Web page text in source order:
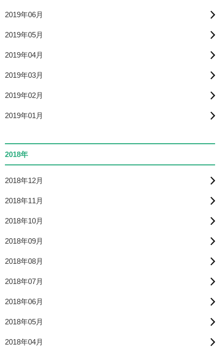
2019年06月
2019年05月
2019年04月
2019年03月
2019年02月
2019年01月
2018年
2018年12月
2018年11月
2018年10月
2018年09月
2018年08月
2018年07月
2018年06月
2018年05月
2018年04月